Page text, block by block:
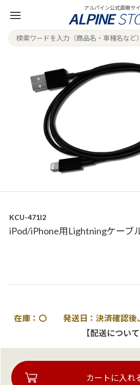
アルパイン公式直販サ
KCU-471I2
iPod/iPhone用Lightningケーブ
在庫：〇 発送日：決済確認後
【配送について